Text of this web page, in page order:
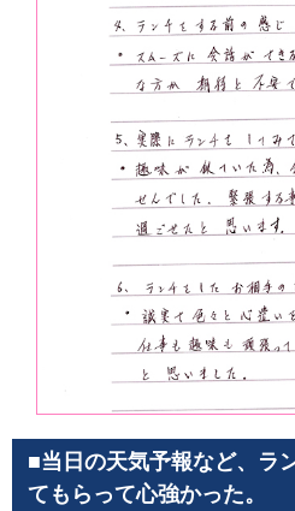
■当日の天気予報など、ラ
てもらって心強かった。